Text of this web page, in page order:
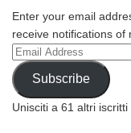
Enter your email
receive notifications of
Email
Address
Subscribe
Unisciti a 61 altri iscritti